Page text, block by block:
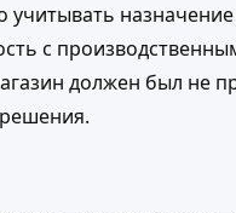
учитывать назначение
с
должен был не